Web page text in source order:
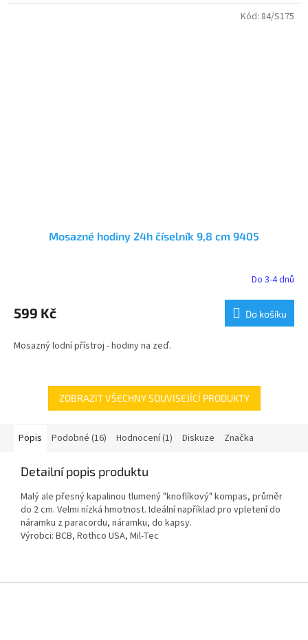
Mosazné hodiny 24h číselník 9,8 cm 9405
Do 3-4 dnů
599 Kč Do košíku
Mosazný lodní přístroj - hodiny na zeď.
Kód: 84/S175
ZOBRAZIT VŠECHNY SOUVISEJÍCÍ PRODUKTY
Popis Podobné (16) Hodnocení (1) Diskuze Značka
Detailní popis produktu
Malý ale přesný kapalinou tlumený "knoflíkový" kompas, průměr
do 2 cm. Velmi nízká hmotnost. Ideální například pro vpletení do
náramku z paracordu, náramku, do kapsy.
Výrobci: BCB, Rothco USA, Mil-Tec